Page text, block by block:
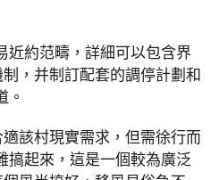
近約范疇，詳細可以包含界
，并制訂配套的調停計劃和
。
該村現實需求，但需徐行而
搞起來，這是一個較為廣泛